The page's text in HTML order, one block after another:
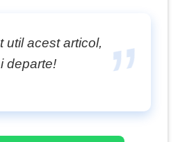
util acest articol,
departe!